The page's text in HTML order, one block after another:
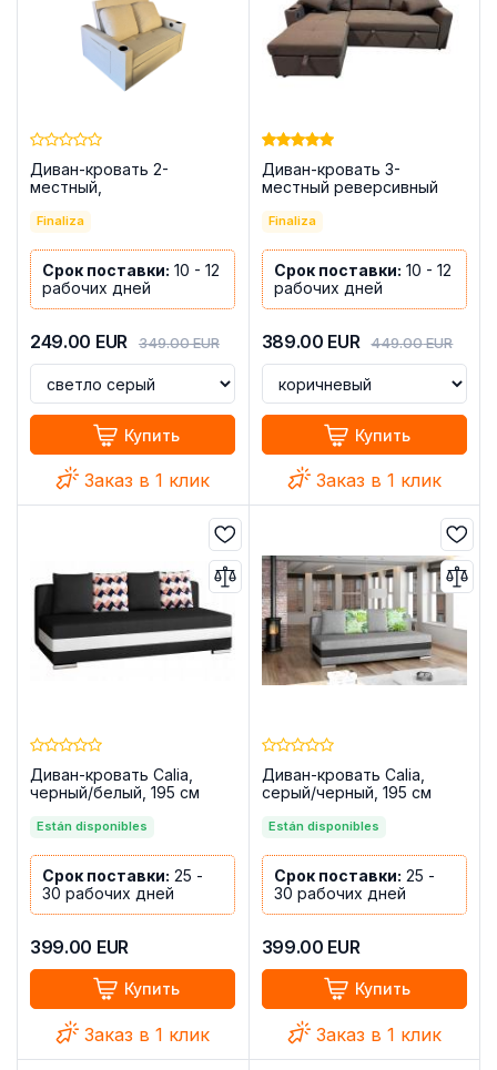
Диван-кровать 2-
местный,
C+подстаканники-140см -
Finaliza
Срок поставки: 10 - 12
рабочих дней
249.00 EUR 349.00EUR
Купить
Заказ в 1 клик
Диван-кровать 3-
местный реверсивный
для хранения+USB+type-
130см - COSTA L
Finaliza
Срок поставки: 10 - 12
рабочих дней
389.00 EUR 449.00EUR
Купить
Заказ в 1 клик
Диван-кровать Calia,
черный/белый, 195 см
Están disponibles
Срок поставки: 25 -
30 рабочих дней
399.00 EUR
Купить
Заказ в 1 клик
Диван-кровать Calia,
серый/черный, 195 см
Están disponibles
Срок поставки: 25 -
30 рабочих дней
399.00 EUR
Купить
Заказ в 1 клик